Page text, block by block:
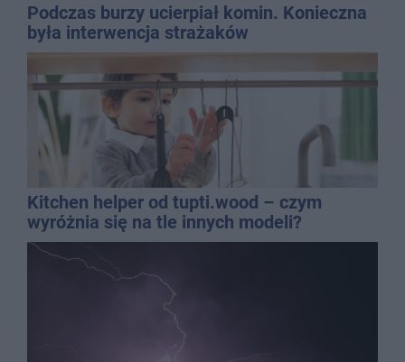
Podczas burzy ucierpiał komin. Konieczna
była interwencja strażaków
Kitchen helper od tupti.wood – czym
wyróżnia się na tle innych modeli?